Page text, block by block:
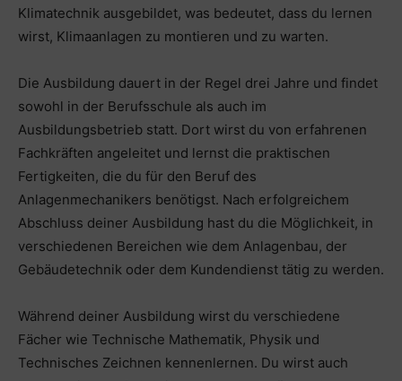
Klimatechnik ausgebildet, was bedeutet, dass du lernen
wirst, Klimaanlagen zu montieren und zu warten.
Die Ausbildung dauert in der Regel drei Jahre und findet
sowohl in der Berufsschule als auch im
Ausbildungsbetrieb statt. Dort wirst du von erfahrenen
Fachkräften angeleitet und lernst die praktischen
Fertigkeiten, die du für den Beruf des
Anlagenmechanikers benötigst. Nach erfolgreichem
Abschluss deiner Ausbildung hast du die Möglichkeit, in
verschiedenen Bereichen wie dem Anlagenbau, der
Gebäudetechnik oder dem Kundendienst tätig zu werden.
Während deiner Ausbildung wirst du verschiedene
Fächer wie Technische Mathematik, Physik und
Technisches Zeichnen kennenlernen. Du wirst auch